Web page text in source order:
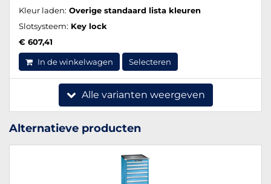
Kleur laden: Overige standaard lista kleuren
Slotsysteem: Key lock
€ 607,41
In de winkelwagen Selecteren
Alle varianten weergeven
Alternatieve producten